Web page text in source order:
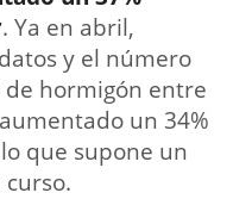
. Ya en abril,
y el número
hormigón entre
un 34%
que supone un